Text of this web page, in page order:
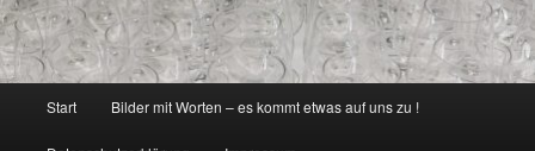
Start Bilder mit Worten – es kommt etwas auf uns zu !